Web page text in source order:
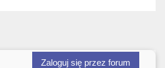
Zaloguj się przez forum